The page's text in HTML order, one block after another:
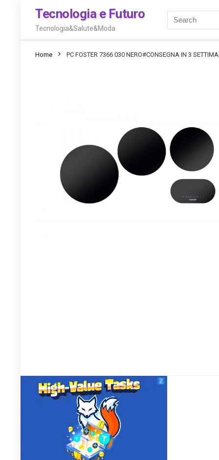
Tecnologia e Futuro
Tecnologia&Salute&Moda
Home PC FOSTER 7366 030 NERO#CONSEGNA IN 3